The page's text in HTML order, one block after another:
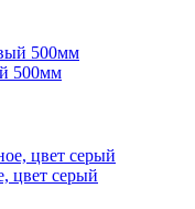
500мм
цвет серый